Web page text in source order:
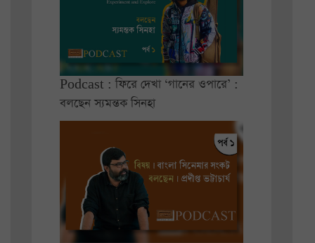
Podcast : ফিরে দেখা ‘গানের ওপারে’ :
বলছেন স্যমন্তক সিনহা